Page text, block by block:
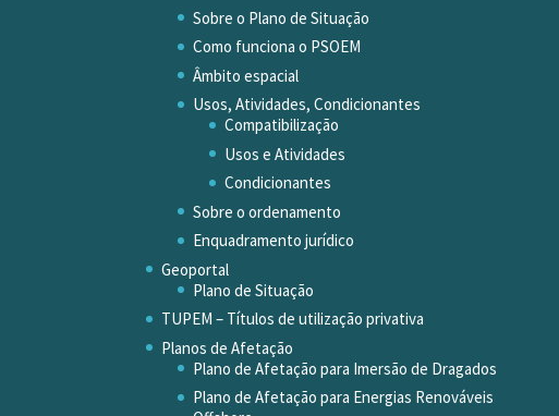
Sobre o Plano de Situação
Como funciona o PSOEM
Âmbito espacial
Usos, Atividades, Condicionantes
Compatibilização
Usos e Atividades
Condicionantes
Sobre o ordenamento
Enquadramento jurídico
Geoportal
Plano de Situação
TUPEM – Títulos de utilização privativa
Planos de Afetação
Plano de Afetação para Imersão de Dragados
Plano de Afetação para Energias Renováveis